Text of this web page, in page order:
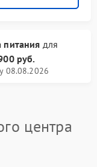
питания для
руб.
08.08.2026
центра